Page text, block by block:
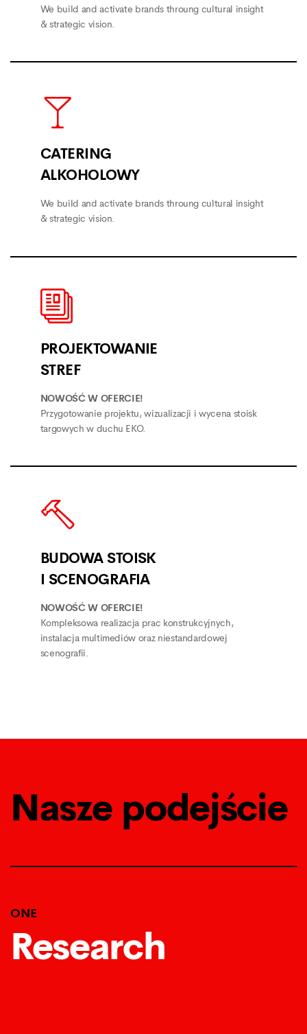
We build and activate brands throung cultural insight
& strategic vision.
CATERING
ALKOHOLOWY
We build and activate brands throung cultural insight
& strategic vision.
PROJEKTOWANIE
STREF
NOWOŚĆ W OFERCIE!
Przygotowanie projektu, wizualizacji i wycena stoisk
targowych w duchu EKO.
BUDOWA STOISK
I SCENOGRAFIA
NOWOŚĆ W OFERCIE!
Kompleksowa realizacja prac konstrukcyjnych,
instalacja multimediów oraz niestandardowej
scenografii.
Nasze podejście
ONE
Research